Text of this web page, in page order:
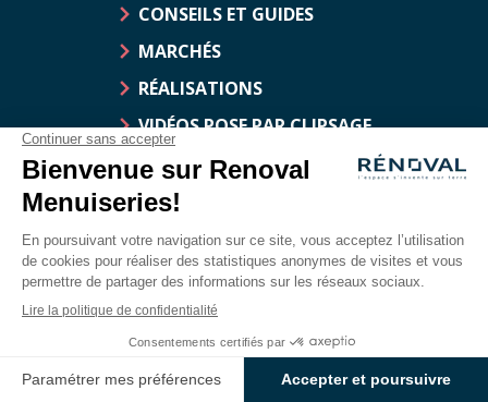
CONSEILS ET GUIDES
MARCHÉS
RÉALISATIONS
VIDÉOS POSE PAR CLIPSAGE
CONTACT
© Rénoval Menuiseries
Mentions légales
Traitement des données personnelles
Déclaration d’accessibilité